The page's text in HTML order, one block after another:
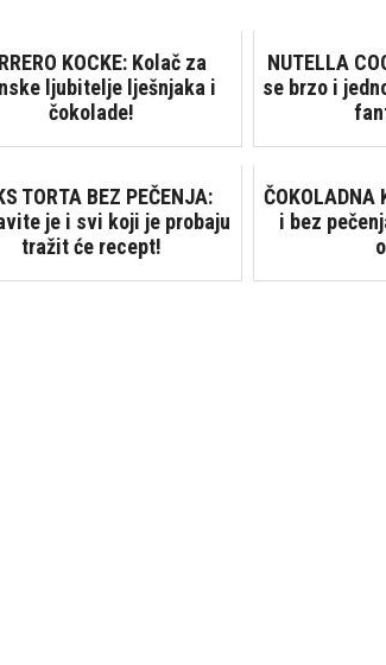
KOCKE: Kolač za
ljubitelje lješnjaka i
čokolade!
NUTELLA
se brzo i
TORTA BEZ PEČENJA:
je i svi koji je probaju
tražit će recept!
ČOKOLADNA
i bez